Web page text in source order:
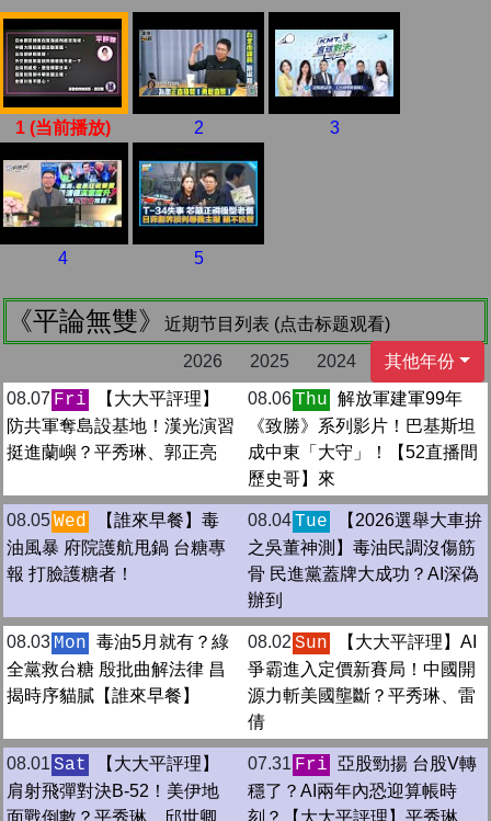
1 (当前播放) 2 3
4 5
《平論無雙》
近期节目列表 (点击标题观看)
2026
2025 2024
其他年份
08.07 Fri
【大大平評理】
防共軍奪島設基地！漢光演習
挺進蘭嶼？平秀琳、郭正亮
08.06Thu 解放軍建軍99年
《致勝》系列影片！巴基斯坦
成中東「大守」！【52直播間
歷史哥】來
08.05Wed
【誰來早餐】毒
油風暴 府院護航甩鍋 台糖專
報 打臉護糖者！
08.04Tue
【2026選舉大車拚
之吳董神測】毒油民調沒傷筋
骨 民進黨蓋牌大成功？AI深偽
辦到
08.03 Mon 毒油5月就有？綠
全黨救台糖 殷批曲解法律 昌
揭時序貓膩【誰來早餐】
08.02 Sun
【大大平評理】AI
爭霸進入定價新賽局！中國開
源力斬美國壟斷？平秀琳、雷
倩
08.01 Sat
【大大平評理】
肩射飛彈對決B-52！美伊地
面戰倒數？平秀琳、邱世卿
07.31 Fri 亞股勁揚 台股V轉
穩了？AI兩年內恐迎算帳時
刻？【大大平評理】平秀琳、